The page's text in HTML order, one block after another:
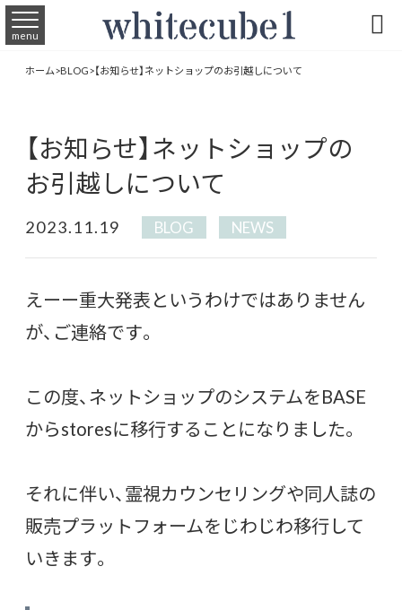
menu 
ホーム>BLOG>【お知らせ】ネットショップのお引越しについて
【お知らせ】ネットショップの
お引越しについて
2023.11.19 BLOG NEWS
えーー重大発表というわけではありません
が、ご連絡です。
この度、ネットショップのシステムをBASE
からstoresに移行することになりました。
それに伴い、霊視カウンセリングや同人誌の
販売プラットフォームをじわじわ移行して
いきます。